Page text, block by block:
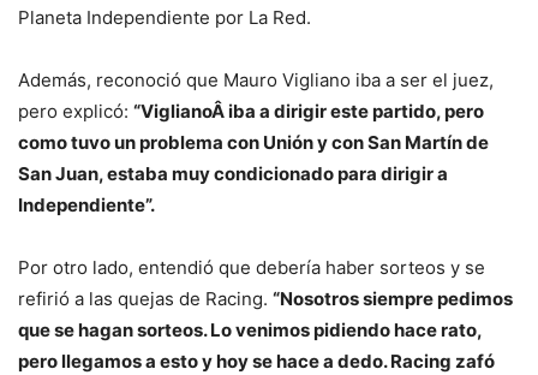
Planeta Independiente por La Red.
Además, reconoció que Mauro Vigliano iba a ser el juez,
pero explicó: “ViglianoÂ iba a dirigir este partido, pero
como tuvo un problema con Unión y con San Martín de
San Juan, estaba muy condicionado para dirigir a
Independiente”.
Por otro lado, entendió que debería haber sorteos y se
refirió a las quejas de Racing. “Nosotros siempre pedimos
que se hagan sorteos. Lo venimos pidiendo hace rato,
pero llegamos a esto y hoy se hace a dedo. Racing zafó